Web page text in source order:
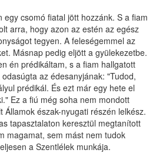
egy csomó fiatal jött hozzánk. S a fiam
arra, hogy azon az estén az egész
tegyen. A feleségemmel az
Másnap pedig eljött a gyülekezetbe.
én prédikáltam, s a fiam hallgatott
az édesanyjának: "Tudod,
prédikál. És ezt már egy hete el
Ez a fiú még soha nem mondott
Államok észak-nyugati részén lelkész.
tapasztalaton keresztül megtanított
magamat, sem mást nem tudok
a Szentlélek munkája.